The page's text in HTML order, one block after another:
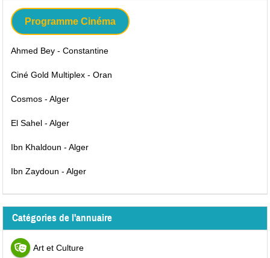
Programme Cinéma
Ahmed Bey - Constantine
Ciné Gold Multiplex - Oran
Cosmos - Alger
El Sahel - Alger
Ibn Khaldoun - Alger
Ibn Zaydoun - Alger
Catégories de l'annuaire
Art et Culture